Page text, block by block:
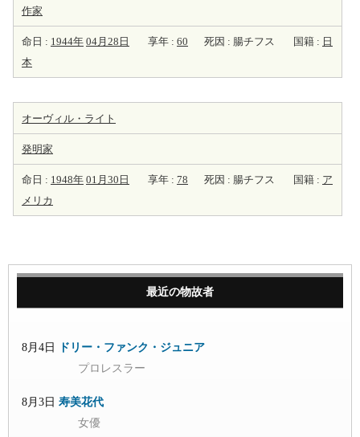
作家
命日 : 1944年 04月28日 享年 : 60 死因 : 腸チフス 国籍 : 日
本
オーヴィル・ライト
発明家
命日 : 1948年 01月30日 享年 : 78 死因 : 腸チフス 国籍 : ア
メリカ
最近の物故者
8月4日
ドリー・ファンク・ジュニア
プロレスラー
8月3日 寿美花代
女優